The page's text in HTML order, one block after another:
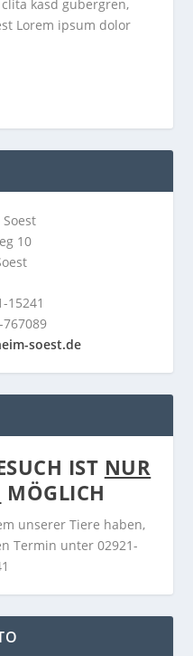
kasd gubergren,
Lorem ipsum dolor
10
15241
767089
soest.de
IST NUR
MÖGLICH
unserer Tiere haben,
Termin unter 02921-